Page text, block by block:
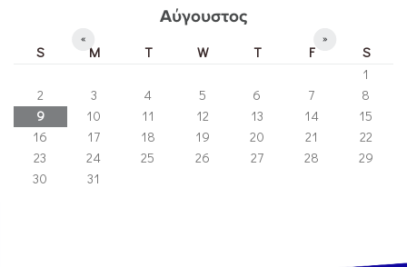
Αύγουστος
« »
S M T W T F
S
1
2
3 4 5 6 7
8
9
10 11 12 13 14
15
16
17 18 19 20 21
22
23
24 25 26 27 28
29
30
31